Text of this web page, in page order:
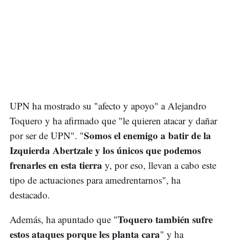
UPN ha mostrado su "afecto y apoyo" a Alejandro
Toquero y ha afirmado que "le quieren atacar y dañar
por ser de UPN". "Somos el enemigo a batir de la
Izquierda Abertzale y los únicos que podemos
frenarles en esta tierra y, por eso, llevan a cabo este
tipo de actuaciones para amedrentarnos", ha
destacado.
Además, ha apuntado que "Toquero también sufre
estos ataques porque les planta cara" y ha